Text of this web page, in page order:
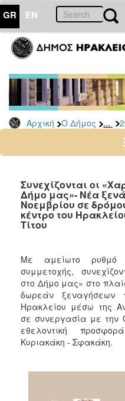
GR EN
Αρχική Ο Δήμος ...
ΔΗΜΟΣ
Δελτία
Τύπου
Αρχείο
2026
2024
2022
2021
2018
2017
2016
2015
2013
2011
Συνεχίζονται οι
Δήμο μας»- Νέα
Νοεμβρίου σε
κέντρο του
Τίτου
Με αμείωτο ρυθμό
συμμετοχής,
στο Δήμο μας» στο
δωρεάν ξεναγήσεων
Ηρακλείου μέσω της
σε συνεργασία με την
εθελοντική
Κυριακάκη - Σφακάκη.